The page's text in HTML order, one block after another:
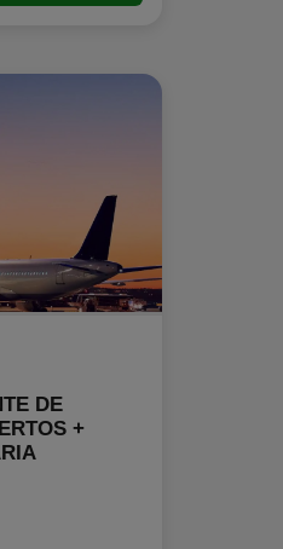
DE
+